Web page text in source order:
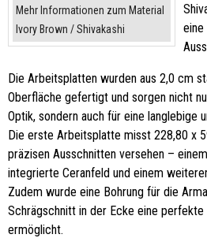
Mehr Informationen zum Material
Ivory Brown / Shivakashi
Die Arbeitsplatten wurden aus 2,0 cm
Oberfläche gefertigt und sorgen nicht
Optik, sondern auch für eine langlebige
Die erste Arbeitsplatte misst 228,80 x
präzisen Ausschnitten versehen –
integrierte Ceranfeld und einem
Zudem wurde eine Bohrung für die
Schrägschnitt in der Ecke eine perfekte
ermöglicht.